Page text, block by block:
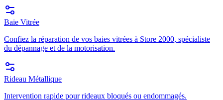
Baie Vitrée
Confiez la réparation de vos baies vitrées à Store 2000, spécialiste
du dépannage et de la motorisation.
Rideau Métallique
Intervention rapide pour rideaux bloqués ou endommagés.